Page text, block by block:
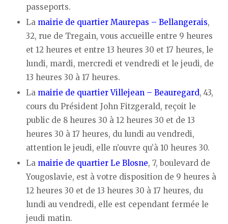
passeports.
La mairie de quartier Maurepas – Bellangerais,
32, rue de Tregain, vous accueille entre 9 heures
et 12 heures et entre 13 heures 30 et 17 heures, le
lundi, mardi, mercredi et vendredi et le jeudi, de
13 heures 30 à 17 heures.
La mairie de quartier Villejean – Beauregard, 43,
cours du Président John Fitzgerald, reçoit le
public de 8 heures 30 à 12 heures 30 et de 13
heures 30 à 17 heures, du lundi au vendredi,
attention le jeudi, elle n’ouvre qu’à 10 heures 30.
La mairie de quartier Le Blosne, 7, boulevard de
Yougoslavie, est à votre disposition de 9 heures à
12 heures 30 et de 13 heures 30 à 17 heures, du
lundi au vendredi, elle est cependant fermée le
jeudi matin.